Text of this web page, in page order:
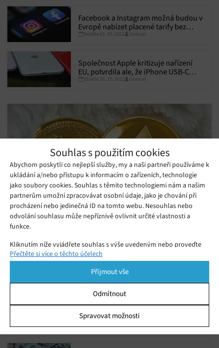
Souhlas s použitím cookies
Abychom poskytli co nejlepší služby, my a naši partneři používáme k
ukládání a/nebo přístupu k informacím o zařízeních, technologie
jako soubory cookies. Souhlas s těmito technologiemi nám a našim
partnerům umožní zpracovávat osobní údaje, jako je chování při
procházení nebo jedinečná ID na tomto webu. Nesouhlas nebo
odvolání souhlasu může nepříznivě ovlivnit určité vlastnosti a
funkce.
Kliknutím níže vyjádřete souhlas s výše uvedeným nebo proveďte
podrobnější rozhodnutí. Vaše volby budou použity pouze na tomto
pomocí přepínačů v Zásadách cookies nebo kliknutím na tlačítko
Spravovat souhlas ve spodní části obrazovky.
Ukládání a/nebo přístup k informacím v zařízení, Porozumění
publiku prostřednictvím statistik nebo kombinací údajů z
různých zdrojů.
Přečtěte si více o těchto účelech
Přijmout vše
Odmítnout
Spravovat možnosti
Facebook a Instagram možná budou v
Evropě nabízet placené tarify bez
reklam
Neděle 03. 09. 2023 Samuel
Společnost Apple kritizuje nařízení
EU, potvrdila ale, že iPhone USB-C
dostane
Středa 26. 10. 2022 Samuel
EU zavádí nová pravidla pro kryptoměny,
mají chránit před podvody
Sobota 02. 07. 2022 Samuel
Evropa a její členské státy se předběžně dohodly na nových
pravidlech pro kryptoaktiva,
zaměstnanci SpaceX a Tesly se musí
vrátit do kanceláří
Čtvrtek 02. 06. 2022 Samuel